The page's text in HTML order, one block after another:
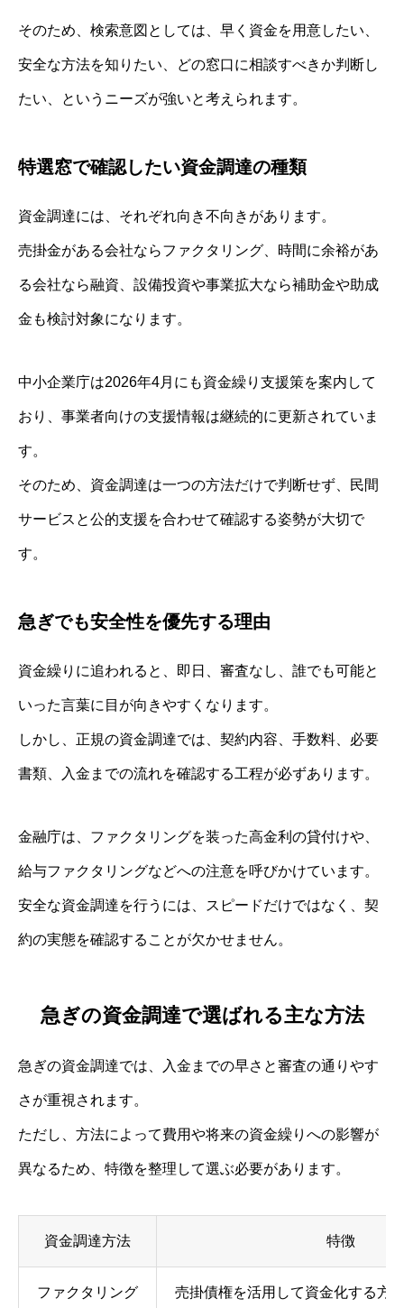
そのため、検索意図としては、早く資金を用意したい、
安全な方法を知りたい、どの窓口に相談すべきか判断し
たい、というニーズが強いと考えられます。
特選窓で確認したい資金調達の種類
資金調達には、それぞれ向き不向きがあります。
売掛金がある会社ならファクタリング、時間に余裕があ
る会社なら融資、設備投資や事業拡大なら補助金や助成
金も検討対象になります。
中小企業庁は2026年4月にも資金繰り支援策を案内して
おり、事業者向けの支援情報は継続的に更新されていま
す。
そのため、資金調達は一つの方法だけで判断せず、民間
サービスと公的支援を合わせて確認する姿勢が大切で
す。
急ぎでも安全性を優先する理由
資金繰りに追われると、即日、審査なし、誰でも可能と
いった言葉に目が向きやすくなります。
しかし、正規の資金調達では、契約内容、手数料、必要
書類、入金までの流れを確認する工程が必ずあります。
金融庁は、ファクタリングを装った高金利の貸付けや、
給与ファクタリングなどへの注意を呼びかけています。
安全な資金調達を行うには、スピードだけではなく、契
約の実態を確認することが欠かせません。
急ぎの資金調達で選ばれる主な方法
急ぎの資金調達では、入金までの早さと審査の通りやす
さが重視されます。
ただし、方法によって費用や将来の資金繰りへの影響が
異なるため、特徴を整理して選ぶ必要があります。
資金調達方法 特徴
ファクタリング 売掛債権を活用して資金化する方